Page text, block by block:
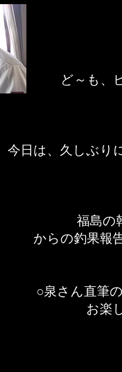
ど～も、
今日は、久しぶり
福島の
からの釣果報
○泉さん直筆
お楽